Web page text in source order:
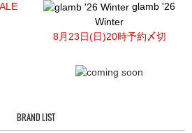
glamb '26
Winter
8月23日(日)20時予約〆切
BRAND LIST